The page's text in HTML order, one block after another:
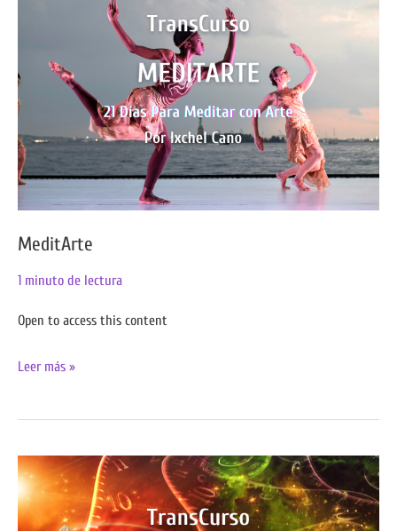
MeditArte
1 minuto de lectura
Open to access this content
Leer más »
Crearte